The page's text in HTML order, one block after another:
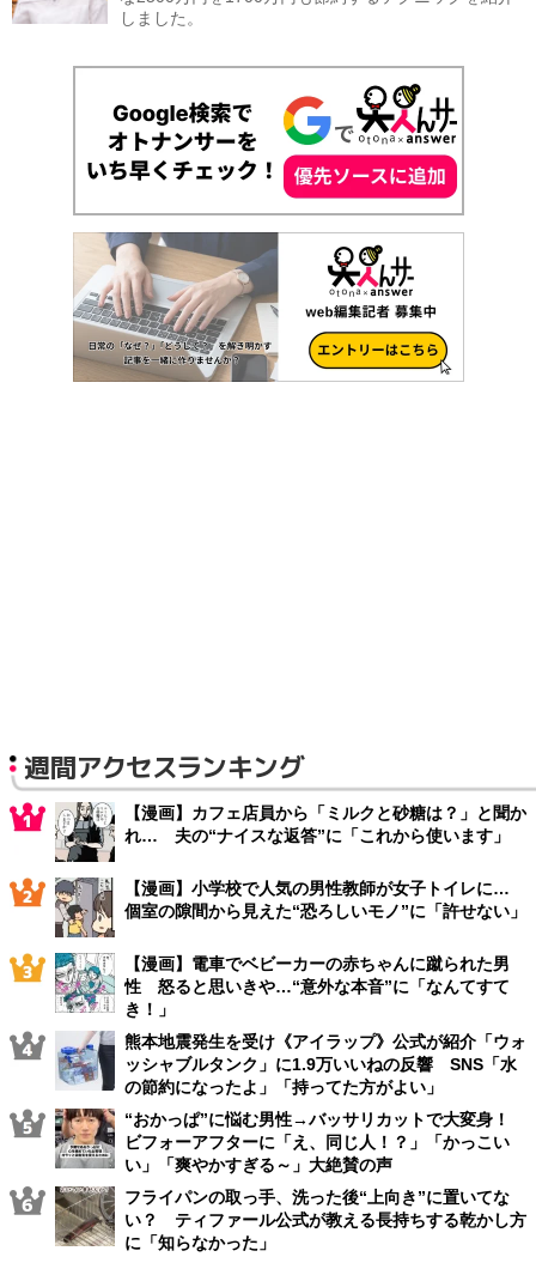
しました。
週間アクセスランキング
【漫画】カフェ店員から「ミルクと砂糖は？」と聞か
れ… 夫の“ナイスな返答”に「これから使います」
【漫画】小学校で人気の男性教師が女子トイレに…
個室の隙間から見えた“恐ろしいモノ”に「許せない」
【漫画】電車でベビーカーの赤ちゃんに蹴られた男
性 怒ると思いきや…“意外な本音”に「なんてすて
き！」
熊本地震発生を受け《アイラップ》公式が紹介「ウォ
ッシャブルタンク」に1.9万いいねの反響 SNS「水
の節約になったよ」「持ってた方がよい」
“おかっぱ”に悩む男性→バッサリカットで大変身！
ビフォーアフターに「え、同じ人！？」「かっこい
い」「爽やかすぎる～」大絶賛の声
フライパンの取っ手、洗った後“上向き”に置いてな
い？ ティファール公式が教える長持ちする乾かし方
に「知らなかった」